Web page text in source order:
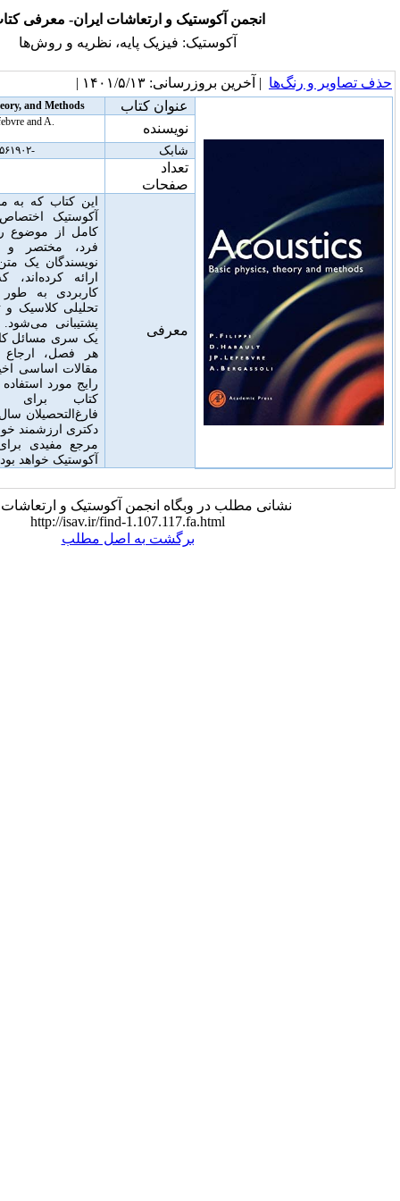
آکوستیک و ارتعاشات ایران- معرفی کتاب
آکوستیک: فیزیک پایه، نظریه و روش‌ها
بروزرسانی: ۱۴۰۱/۵/۱۳ |
Acoustics: Basic Physics, Theory, and Methods
P. Filippi, D. Habault, J. P. Lefebvre and A.
-۰-۱۲-۲۵۶۱۹۰۲, Academic Press, ۱۹۹۹
معرفی
این کتاب که به مبانی آکوستیک و ارتعاش
آکوستیک اختصاص دارد، یک نظریه کلی
کامل از موضوع را به شیوه‌ای منحصر به
فرد، مختصر و منطقی ارائه می‌دهد .
نویسندگان یک متن بسیار قابل دسترس را
ارائه کرده‌اند، که در آن تئوری بسیار
کاربردی به طور کامل توسط روش‌های
تحلیلی کلاسیک و تکنیک‌های ریاضی معاصر
پشتیبانی می‌شود
این کتاب درسی شامل
یک سری مسائل کاربردی بر اساس محتوای
هر فصل، ارجاع به رساله‌های اصلی و
مقالات اساسی اخیر و تکنیک‌های محاسباتی
رایج مورد استفاده در حل مسئله است.این
کتاب برای دانشجویان مهندسی،
فارغ‌التحصیلان سال اول و دوم و دانشجویان
دکتری ارزشمند خواهد بود
این کتاب همچنین
مرجع مفیدی برای متخصصان و مهندسان
مطلب در وبگاه انجمن آکوستیک و ارتعاشات ایران:
http://isav.ir/find-1.107.117.fa.html